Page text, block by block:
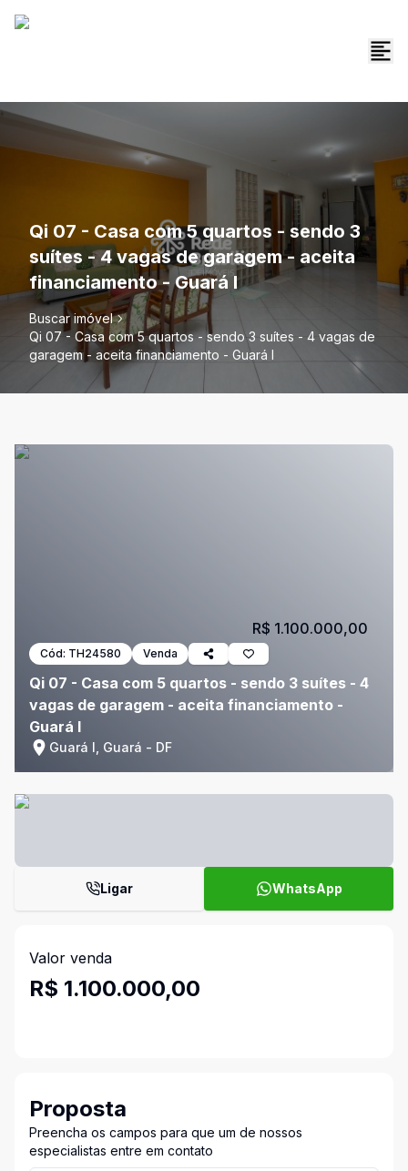
Qi 07 - Casa com 5 quartos - sendo 3
suítes - 4 vagas de garagem - aceita
financiamento - Guará I
Buscar imóvel
Qi 07 - Casa com 5 quartos - sendo 3 suítes - 4 vagas de
garagem - aceita financiamento - Guará I
Cód: TH24580 Venda
Qi 07 - Casa com 5 quartos - sendo 3 suítes - 4
vagas de garagem - aceita financiamento -
Guará I
Guará I, Guará - DF
R$ 1.100.000,00
Ligar WhatsApp
Valor venda
R$ 1.100.000,00
Proposta
Preencha os campos para que um de nossos
especialistas entre em contato